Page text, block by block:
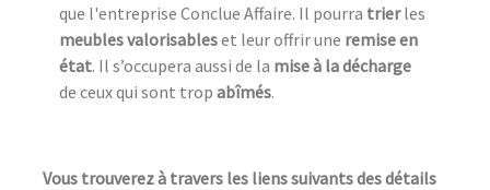
que l'entreprise Conclue Affaire. Il pourra trierles
meubles valorisableset leur offrir une remise en
état. Il s’occupera aussi de la mise à la décharge
de ceux qui sont trop abîmés.
Vous trouverez à travers les liens suivants des détails